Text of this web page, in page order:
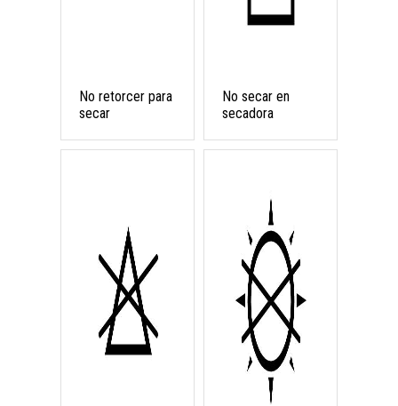
No retorcer para
secar
No secar en
secadora